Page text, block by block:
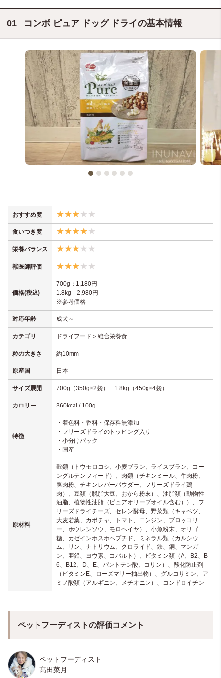
コンボ ピュア ドッグ ドライの基本情報
おすすめ度
食いつき度
栄養バランス
獣医師評価
価格(税込)
700g：1,180円
1.8kg：2,980円
※参考価格
対応年齢 成犬～
カテゴリ ドライフード＞総合栄養食
粒の大きさ 約10mm
原産国 日本
サイズ展開 700g（350g×2袋）、1.8kg（450g×4袋）
カロリー 360kcal / 100g
特徴
・着色料・香料・保存料無添加
・フリーズドライのトッピング入り
・小分けパック
・国産
原材料
穀類（トウモロコシ、小麦ブラン、ライスブラン、コー
ングルテンフィード）、肉類（チキンミール、牛肉粉、
豚肉粉、チキンレバーパウダー、フリーズドライ鶏
肉）、豆類（脱脂大豆、おから粉末）、油脂類（動物性
油脂、植物性油脂（ピュアオリーブオイル含む））、フ
リーズドライチーズ、セレン酵母、野菜類（キャベツ、
大麦若葉、カボチャ、トマト、ニンジン、ブロッコリ
ー、ホウレンソウ、モロヘイヤ）、小魚粉末、オリゴ
糖、カゼインホスホペプチド、ミネラル類（カルシウ
ム、リン、ナトリウム、クロライド、鉄、銅、マンガ
ン、亜鉛、ヨウ素、コバルト）、ビタミン類（A、B2、B
6、B12、D、E、パントテン酸、コリン）、酸化防止剤
（ビタミンE、ローズマリー抽出物）、グルコサミン、ア
ミノ酸類（アルギニン、メチオニン）、コンドロイチン
ペットフーディストの評価コメント
ペットフーディスト
髙田菜月